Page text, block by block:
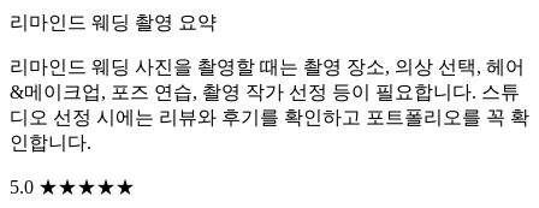
리마인드 웨딩 촬영 요약
리마인드 웨딩 사진을 촬영할 때는 촬영 장소, 의상 선택, 헤어
&메이크업, 포즈 연습, 촬영 작가 선정 등이 필요합니다. 스튜
디오 선정 시에는 리뷰와 후기를 확인하고 포트폴리오를 꼭 확
인합니다.
5.0 ★★★★★